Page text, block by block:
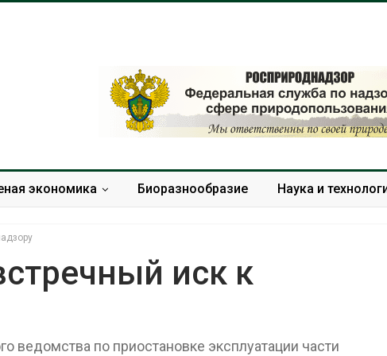
экономика Биоразнообразие Наука и
иск к
ведомства по приостановке эксплуатации части
мяса
года